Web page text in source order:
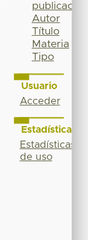
publicación
Autor
Título
Materia
Tipo
Usuario
Acceder
Estadísticas
Estadísticas
de uso